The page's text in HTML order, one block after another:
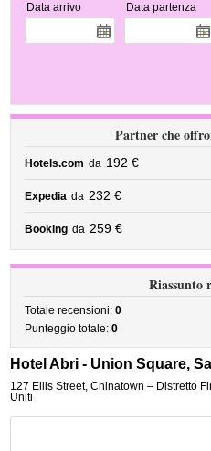
Data arrivo Data partenza
Partner che
Hotels.com da 192 €
Expedia da 232 €
Booking da 259 €
Riassunto
Totale recensioni:0
Punteggio totale:0
Hotel Abri - Union Square,
127 Ellis Street,Chinatown – Distretto
Uniti